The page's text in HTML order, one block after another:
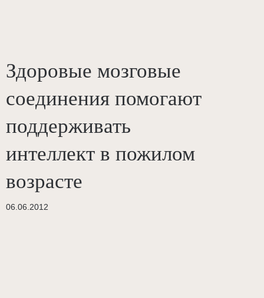
Здоровые мозговые
соединения помогают
поддерживать
интеллект в пожилом
возрасте
06.06.2012